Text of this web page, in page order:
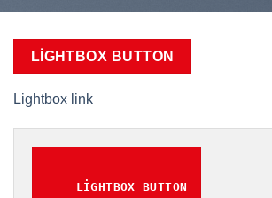
LIGHTBOX BUTTON
Lightbox link
LIGHTBOX BUTTON